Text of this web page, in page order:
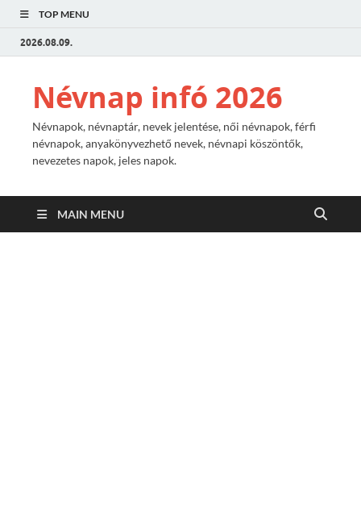
TOP MENU
2026.08.09.
Névnap infó 2026
Névnapok, névnaptár, nevek jelentése, női névnapok, férfi
névnapok, anyakönyvezhető nevek, névnapi köszöntők,
nevezetes napok, jeles napok.
MAIN MENU